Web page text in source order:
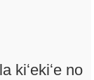
kiʻekiʻe no